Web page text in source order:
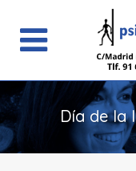
Día de la